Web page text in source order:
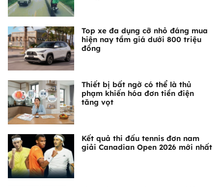
Top xe đa dụng cỡ nhỏ đáng mua
hiện nay tầm giá dưới 800 triệu
đồng
Thiết bị bất ngờ có thể là thủ
phạm khiến hóa đơn tiền điện
tăng vọt
Kết quả thi đấu tennis đơn nam
giải Canadian Open 2026 mới nhất